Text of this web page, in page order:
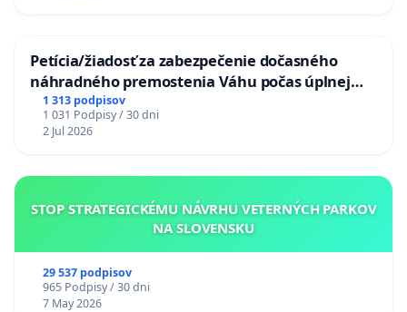
Petícia/žiadosť za zabezpečenie dočasného
náhradného premostenia Váhu počas úplnej
uzávery Vážskeho mosta v Komárne
1 313 podpisov
1 031 Podpisy / 30 dni
2 Jul 2026
STOP STRATEGICKÉMU NÁVRHU VETERNÝCH PARKOV
NA SLOVENSKU
29 537 podpisov
965 Podpisy / 30 dni
7 May 2026